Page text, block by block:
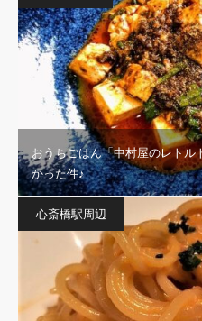
おうちごはん「中村屋のレトル
かった件♪
心斎橋駅周辺